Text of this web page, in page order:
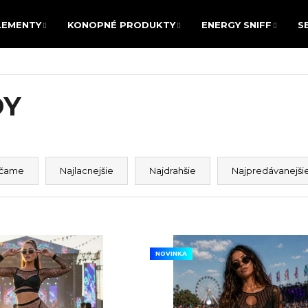
KONOPNÉ PRODUKTY ENERGY SNIFF
KONOPNÉ PRODUKTY
Najlacnejšie Najdrahšie
NOVINKA
NÁJSŤ?